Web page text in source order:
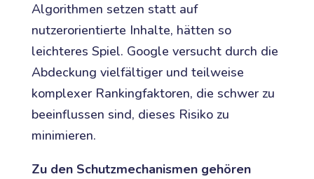
Algorithmen setzen statt auf
nutzerorientierte Inhalte, hätten so
leichteres Spiel. Google versucht durch die
Abdeckung vielfältiger und teilweise
komplexer Rankingfaktoren, die schwer zu
beeinflussen sind, dieses Risiko zu
minimieren.
Zu den Schutzmechanismen gehören